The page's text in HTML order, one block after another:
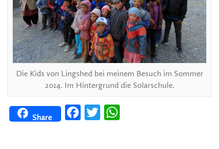
Die Kids von Lingshed bei meinem Besuch im Sommer
2014. Im Hintergrund die Solarschule.
Share
FacebookTwitter